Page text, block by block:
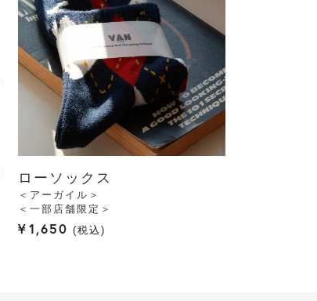
ローソックス
＜アーガイル＞
＜一部店舗限定＞
¥1,650 税込